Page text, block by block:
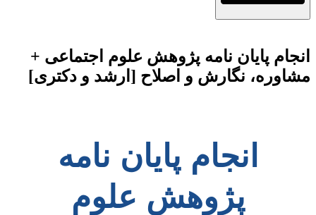
انجام پایان نامه پژوهش علوم اجتماعی +
مشاوره، نگارش و اصلاح [ارشد و دکتری]
انجام پایان نامه
پژوهش علوم